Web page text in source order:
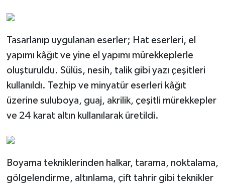
Tasarlanıp uygulanan eserler; Hat eserleri, el
yapımı kâğıt ve yine el yapımı mürekkeplerle
oluşturuldu. Sülüs, nesih, talik gibi yazı çeşitleri
kullanıldı. Tezhip ve minyatür eserleri kâğıt
üzerine suluboya, guaj, akrilik, çeşitli mürekkepler
ve 24 karat altın kullanılarak üretildi.
Boyama tekniklerinden halkar, tarama, noktalama,
gölgelendirme, altınlama, çift tahrir gibi teknikler